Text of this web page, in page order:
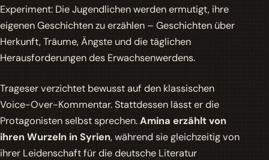
Experiment: Die Jugendlichen werden ermutigt, ihre
eigenen Geschichten zu erzählen – Geschichten über
Herkunft, Träume, Ängste und die täglichen
Herausforderungen des Erwachsenwerdens.
Trageser verzichtet bewusst auf den klassischen
Voice-Over-Kommentar. Stattdessen lässt er die
Protagonisten selbst sprechen.Amina erzählt von
ihren Wurzeln in Syrien, während sie gleichzeitig von
ihrer Leidenschaft für die deutsche Literatur